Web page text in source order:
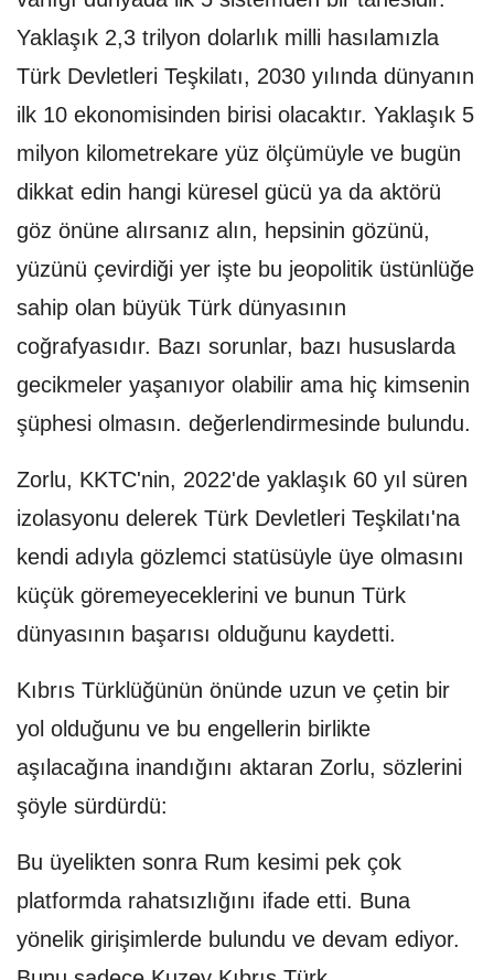
Yaklaşık 2,3 trilyon dolarlık milli hasılamızla
Türk Devletleri Teşkilatı, 2030 yılında dünyanın
ilk 10 ekonomisinden birisi olacaktır. Yaklaşık 5
milyon kilometrekare yüz ölçümüyle ve bugün
dikkat edin hangi küresel gücü ya da aktörü
göz önüne alırsanız alın, hepsinin gözünü,
yüzünü çevirdiği yer işte bu jeopolitik üstünlüğe
sahip olan büyük Türk dünyasının
coğrafyasıdır. Bazı sorunlar, bazı hususlarda
gecikmeler yaşanıyor olabilir ama hiç kimsenin
şüphesi olmasın. değerlendirmesinde bulundu.
Zorlu, KKTC'nin, 2022'de yaklaşık 60 yıl süren
izolasyonu delerek Türk Devletleri Teşkilatı'na
kendi adıyla gözlemci statüsüyle üye olmasını
küçük göremeyeceklerini ve bunun Türk
dünyasının başarısı olduğunu kaydetti.
Kıbrıs Türklüğünün önünde uzun ve çetin bir
yol olduğunu ve bu engellerin birlikte
aşılacağına inandığını aktaran Zorlu, sözlerini
şöyle sürdürdü:
Bu üyelikten sonra Rum kesimi pek çok
platformda rahatsızlığını ifade etti. Buna
yönelik girişimlerde bulundu ve devam ediyor.